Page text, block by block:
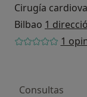
Cirugía
Bilbao 1
1
Consultas